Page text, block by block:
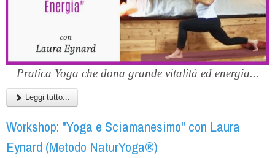
Pratica Yoga che dona grande vitalità ed energia...
Leggi tutto...
Workshop: "Yoga e Sciamanesimo" con Laura
Eynard (Metodo NaturYoga®)